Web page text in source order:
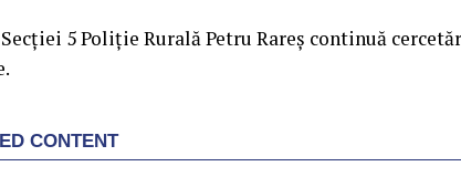
5 Poliție Rurală Petru Rareș continuă